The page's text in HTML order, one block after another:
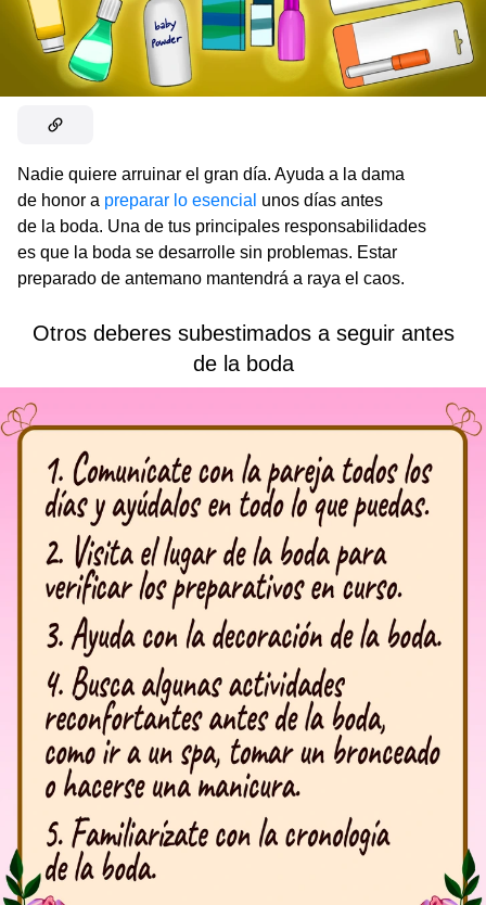
Nadie quiere arruinar el gran día. Ayuda a la dama
de honor a preparar lo esencial unos días antes
de la boda. Una de tus principales responsabilidades
es que la boda se desarrolle sin problemas. Estar
preparado de antemano mantendrá a raya el caos.
Otros deberes subestimados a seguir antes
de la boda